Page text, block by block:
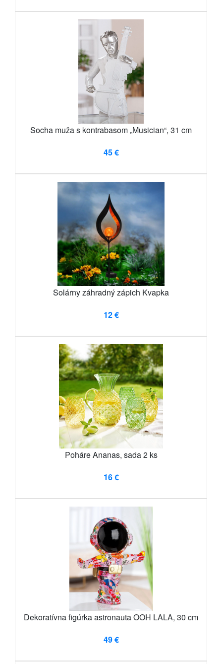
Socha muža s kontrabasom „Musician“, 31 cm
45 €
Solárny záhradný zápich Kvapka
12 €
Poháre Ananas, sada 2 ks
16 €
Dekoratívna figúrka astronauta OOH LALA, 30 cm
49 €